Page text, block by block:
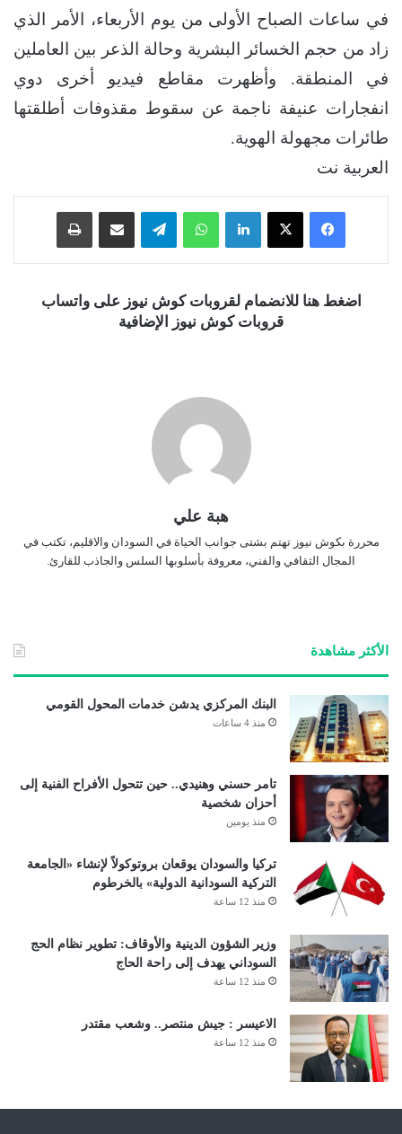
في ساعات الصباح الأولى من يوم الأربعاء، الأمر الذي
زاد من حجم الخسائر البشرية وحالة الذعر بين العاملين
في المنطقة. وأظهرت مقاطع فيديو أخرى دوي
انفجارات عنيفة ناجمة عن سقوط مقذوفات أطلقتها
طائرات مجهولة الهوية.
العربية نت
فيسبوك ‫X لينكدإن واتساب تيلقرام
اضغط هنا للانضمام لقروبات كوش نيوز على واتساب
قروبات كوش نيوز الإضافية
هبة علي
محررة بكوش نيوز تهتم بشتى جوانب الحياة في السودان والاقليم، تكتب في
المجال الثقافي والفني، معروفة بأسلوبها السلس والجاذب للقارئ.
الأكثر مشاهدة
البنك المركزي يدشن خدمات المحول القومي
منذ 4 ساعات
تامر حسني وهنيدي.. حين تتحول الأفراح الفنية إلى
أحزان شخصية
منذ يومين
تركيا والسودان يوقعان بروتوكولاً لإنشاء «الجامعة
التركية السودانية الدولية» بالخرطوم
منذ 12 ساعة
وزير الشؤون الدينية والأوقاف: تطوير نظام الحج
السوداني يهدف إلى راحة الحاج
منذ 12 ساعة
الاعيسر : جيش منتصر.. وشعب مقتدر
منذ 12 ساعة